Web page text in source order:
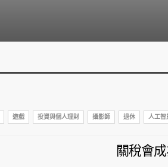
遊戲 投資與個人理財 攝影師 退休 人工智
關稅會